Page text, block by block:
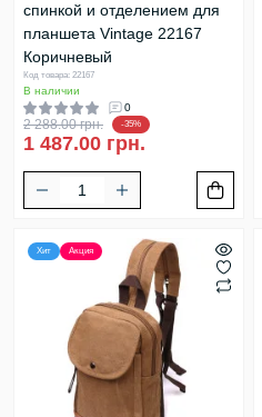
спинкой и отделением для
планшета Vintage 22167
Коричневый
Код товара: 22167
В наличии
0
2 288.00 грн. -35%
1 487.00 грн.
Хит Акция